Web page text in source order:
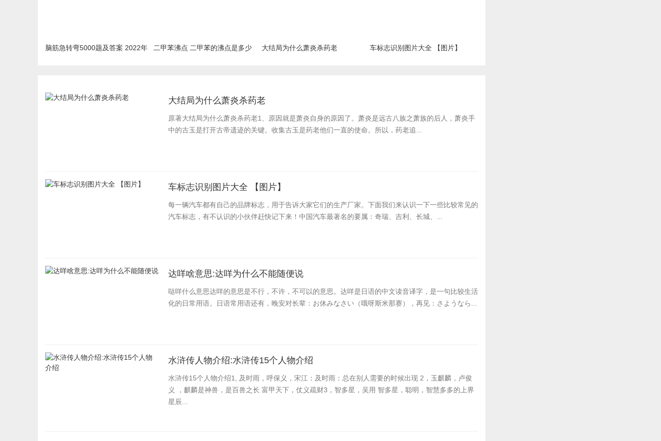
脑筋急转弯5000题及答案 2022年
二甲苯沸点 二甲苯的沸点是多少 大结局为什么萧炎杀药老 车标志识别图片大全 【图片】
大结局为什么萧炎杀药老
原著大结局为什么萧炎杀药老​1、原因就是萧炎自身的原因了。萧炎是远古八族之萧族的后人，萧炎手
中的古玉是打开古帝遗迹的关键。收集古玉是药老他们一直的使命。所以，药老追...
车标志识别图片大全 【图片】
每一辆汽车都有自己的品牌标志，用于告诉大家它们的生产厂家。下面我们来认识一下一些比较常见的
汽车标志，有不认识的小伙伴赶快记下来！中国汽车最著名的要属：奇瑞、吉利、长城、...
达咩啥意思:达咩为什么不能随便说
哒咩什么意思达咩的意思是不行，不许，不可以的意思。达咩是日语的中文读音译字，是一句比较生活
化的日常用语。日语常用语还有，晚安对长辈：お休みなさい（哦呀斯米那赛），再见：さようなら...
水浒传人物介绍:水浒传15个人物介绍
水浒传15个人物介绍1, 及时雨，呼保义，宋江：及时雨：总在别人需要的时候出现 2，玉麒麟，卢俊
义 ，麒麟是神兽，是百兽之长 富甲天下，仗义疏财3，智多星，吴用 智多星，聪明，智慧多多的上界
星辰...